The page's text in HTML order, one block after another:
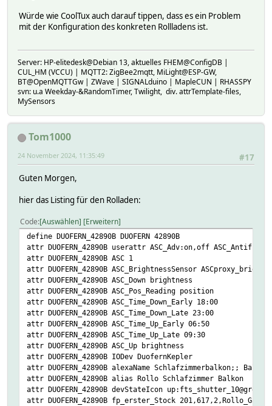
Würde wie CoolTux auch darauf tippen, dass es ein Problem
mit der Konfiguration des konkreten Rollladens ist.
Server: HP-elitedesk@Debian 13, aktuelles FHEM@ConfigDB |
CUL_HM (VCCU) | MQTT2: ZigBee2mqtt, MiLight@ESP-GW,
BT@OpenMQTTGw | ZWave | SIGNALduino | MapleCUN | RHASSPY
svn: u.a Weekday-&RandomTimer, Twilight, div. attrTemplate-files,
MySensors
Tom1000
#17
24 November 2024, 11:35:49
Guten Morgen,
hier das Listing für den Rolladen:
Code Auswählen Erweitern
define DUOFERN_42890B DUOFERN 42890B
attr DUOFERN_42890B userattr ASC_Adv:on,off
attr DUOFERN_42890B ASC 1
attr DUOFERN_42890B ASC_BrightnessSensor ASCproxy_bright
attr DUOFERN_42890B ASC_Down brightness
attr DUOFERN_42890B ASC_Pos_Reading position
attr DUOFERN_42890B ASC_Time_Down_Early 18:00
attr DUOFERN_42890B ASC_Time_Down_Late 23:00
attr DUOFERN_42890B ASC_Time_Up_Early 06:50
attr DUOFERN_42890B ASC_Time_Up_Late 09:30
attr DUOFERN_42890B ASC_Up brightness
attr DUOFERN_42890B IODev DuofernKepler
attr DUOFERN_42890B alexaName Schlafzimmerbalkon;;
attr DUOFERN_42890B alias Rollo Schlafzimmer Balkon
attr DUOFERN_42890B devStateIcon
attr DUOFERN_42890B fp_erster_Stock